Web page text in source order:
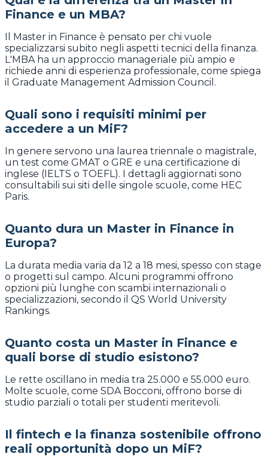
Finance e un MBA?
Il Master in Finance è pensato per chi vuole
specializzarsi subito negli aspetti tecnici della finanza.
L'MBA ha un approccio manageriale più ampio e
richiede anni di esperienza professionale, come spiega
il Graduate Management Admission Council.
Quali sono i requisiti minimi per
accedere a un MiF?
In genere servono una laurea triennale o magistrale,
un test come GMAT o GRE e una certificazione di
inglese (IELTS o TOEFL). I dettagli aggiornati sono
consultabili sui siti delle singole scuole, come HEC
Paris.
Quanto dura un Master in Finance in
Europa?
La durata media varia da 12 a 18 mesi, spesso con stage
o progetti sul campo. Alcuni programmi offrono
opzioni più lunghe con scambi internazionali o
specializzazioni, secondo il QS World University
Rankings.
Quanto costa un Master in Finance e
quali borse di studio esistono?
Le rette oscillano in media tra 25.000 e 55.000 euro.
Molte scuole, come SDA Bocconi, offrono borse di
studio parziali o totali per studenti meritevoli.
Il fintech e la finanza sostenibile offrono
reali opportunità dopo un MiF?